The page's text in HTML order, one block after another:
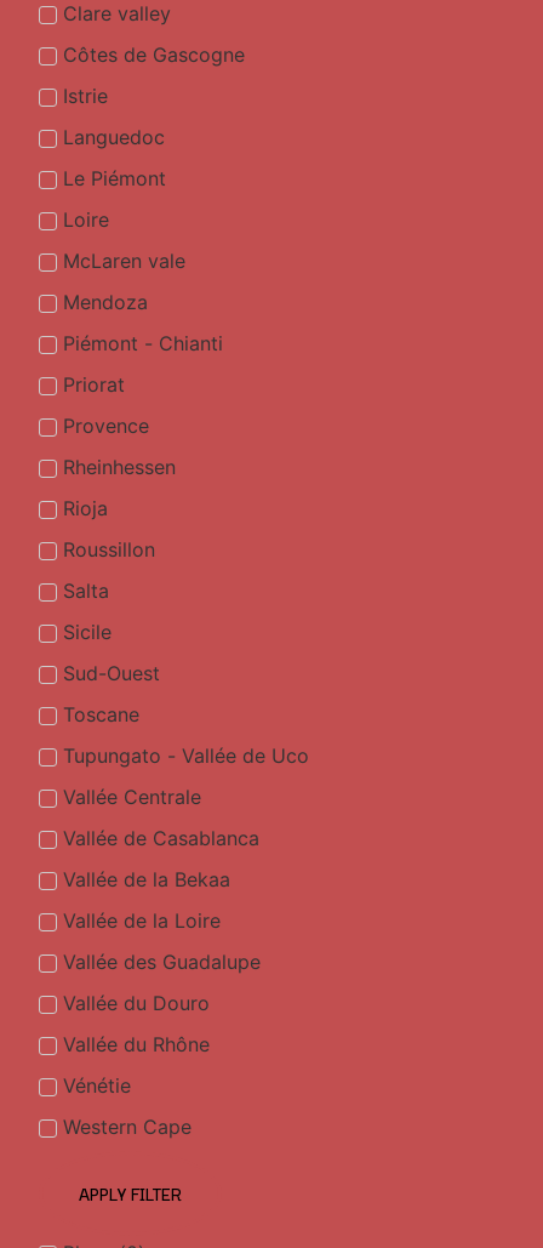
Clare valley
Côtes de Gascogne
Istrie
Languedoc
Le Piémont
Loire
McLaren vale
Mendoza
Piémont - Chianti
Priorat
Provence
Rheinhessen
Rioja
Roussillon
Salta
Sicile
Sud-Ouest
Toscane
Tupungato - Vallée de Uco
Vallée Centrale
Vallée de Casablanca
Vallée de la Bekaa
Vallée de la Loire
Vallée des Guadalupe
Vallée du Douro
Vallée du Rhône
Vénétie
Western Cape
APPLY FILTER